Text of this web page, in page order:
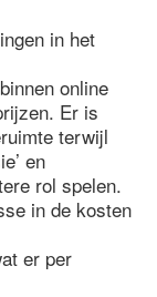
in het
online
Er is
terwijl
en
rol spelen.
in de kosten
er per